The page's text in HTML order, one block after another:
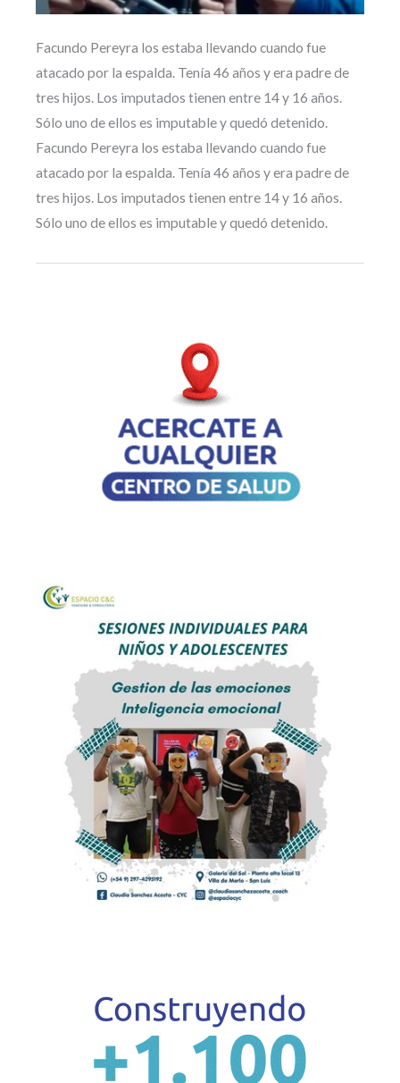
Facundo Pereyra los estaba llevando cuando fue
atacado por la espalda. Tenía 46 años y era padre de
tres hijos. Los imputados tienen entre 14 y 16 años.
Sólo uno de ellos es imputable y quedó detenido.
Facundo Pereyra los estaba llevando cuando fue
atacado por la espalda. Tenía 46 años y era padre de
tres hijos. Los imputados tienen entre 14 y 16 años.
Sólo uno de ellos es imputable y quedó detenido.